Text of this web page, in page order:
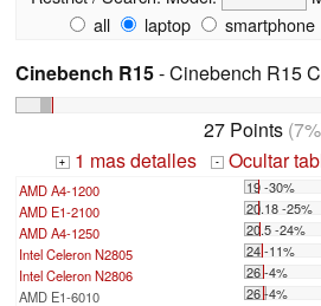
all
laptop smartphone
Cinebench R15- Cinebench R15
27 Points
+ 1 mas detalles - Ocultar
AMD A4-1200
19 -30%
AMD E1-2100
20.18 -25%
AMD A4-1250
20.5 -24%
Intel Celeron N2805
24 -11%
Intel Celeron N2806
26 -4%
AMD E1-6010
26 -4%